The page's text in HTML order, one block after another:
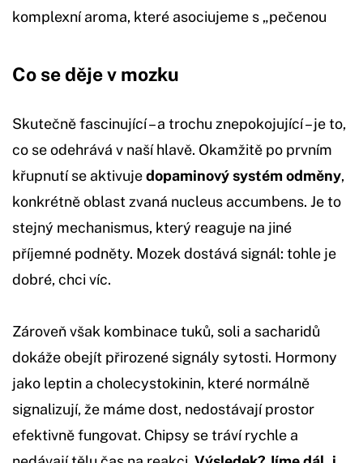
komplexní aroma, které asociujeme s „pečenou
Co se děje v mozku
Skutečně fascinující – a trochu znepokojující – je to,
co se odehrává v naší hlavě. Okamžitě po prvním
křupnutí se aktivujedopaminový systém odměny,
konkrétně oblast zvaná nucleus accumbens. Je to
stejný mechanismus, který reaguje na jiné
příjemné podněty. Mozek dostává signál: tohle je
dobré, chci víc.
Zároveň však kombinace tuků, soli a sacharidů
dokáže obejít přirozené signály sytosti. Hormony
jako leptin a cholecystokinin, které normálně
signalizují, že máme dost, nedostávají prostor
efektivně fungovat. Chipsy se tráví rychle a